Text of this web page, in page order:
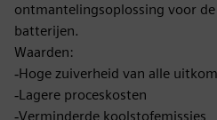
ontmantelingsoplossing voor
batterijen.
Waarden:
‐Hoge zuiverheid van alle
‐Lagere proceskosten
‐Verminderde koolstofemissies